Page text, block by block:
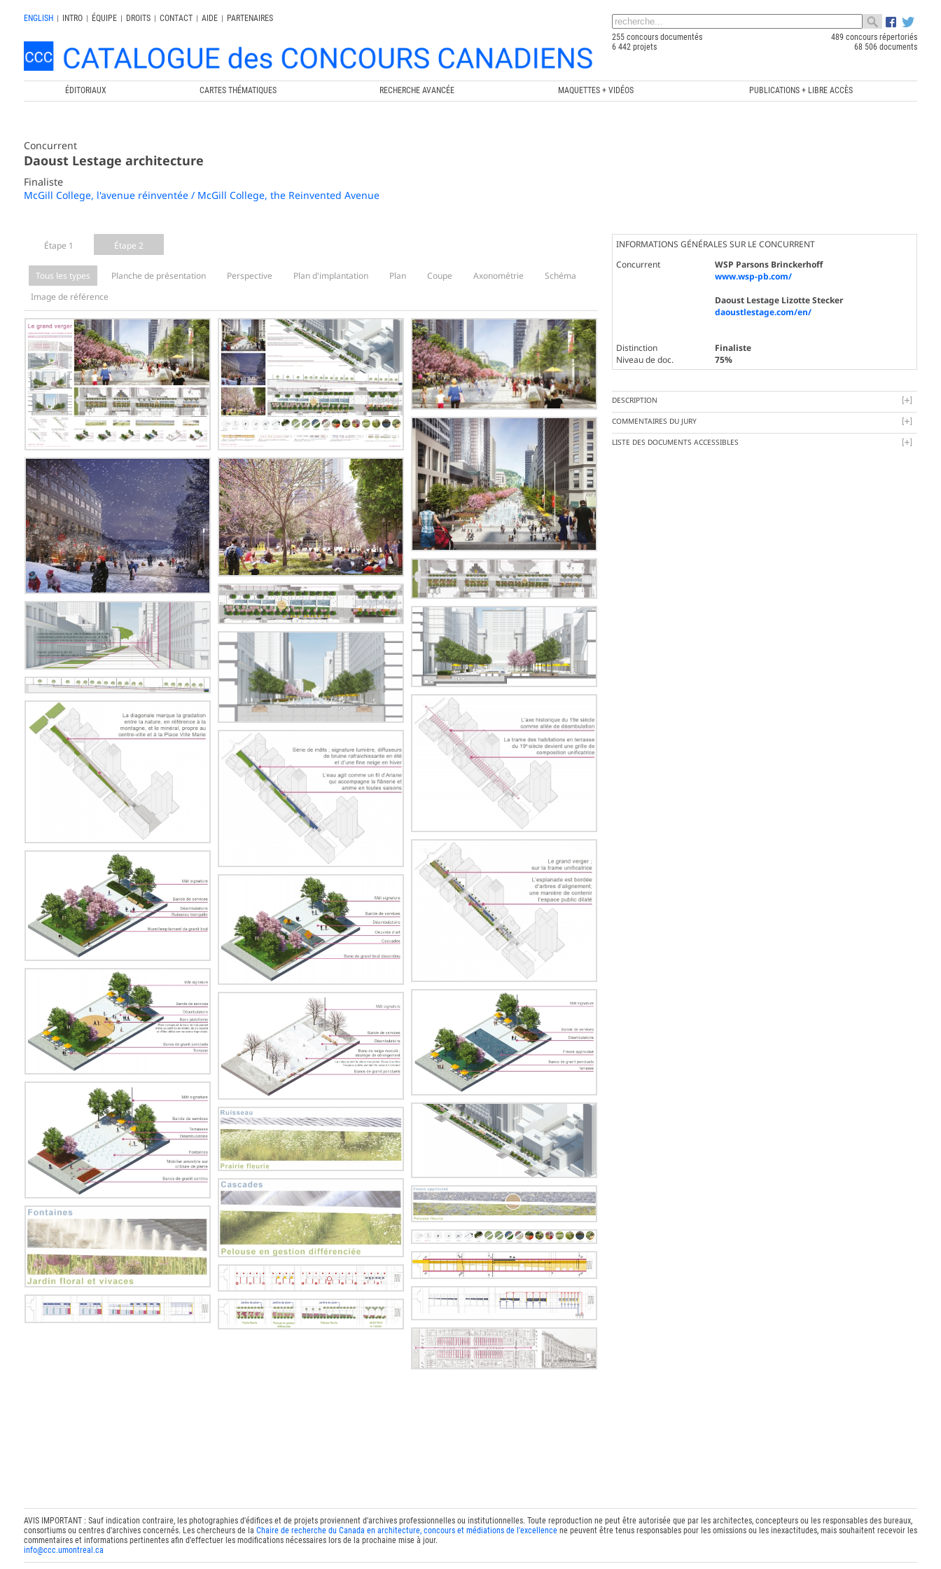
ENGLISH | INTRO | ÉQUIPE | DROITS | CONTACT | AIDE |
PARTENAIRES
255 concours documentés
489 concours répertoriés
6 442 projets
68 506 documents
ÉDITORIAUX CARTES THÉMATIQUES RECHERCHE AVANCÉE MAQUETTES + VIDÉOS PUBLICATIONS + LIBRE ACCÈS
Concurrent
Daoust Lestage architecture
Finaliste
McGill College, l'avenue réinventée / McGill College, the Reinvented Avenue
Étape 1 Étape 2
Tous les types Planche de présentation Perspective Plan d'implantation Plan Coupe Axonométrie
Schéma
Image de référence
INFORMATIONS GÉNÉRALES SUR LE CONCURRENT
Concurrent
WSP Parsons Brinckerhoff
www.wsp-pb.com/
Daoust Lestage Lizotte Stecker
daoustlestage.com/en/
Distinction
Finaliste
Niveau de doc.
75%
DESCRIPTION
COMMENTAIRES DU JURY
LISTE DES DOCUMENTS ACCESSIBLES
AVIS IMPORTANT : Sauf indication contraire, les photographies d'édifices et de projets proviennent d'archives professionnelles ou institutionnelles. Toute reproduction ne peut être autorisée que par les architectes, concepteurs ou les responsables des bureaux,
consortiums ou centres d'archives concernés. Les chercheurs de la Chaire de recherche du Canada en architecture, concours et médiations de l'excellencene peuvent être tenus responsables pour les omissions ou les inexactitudes, mais souhaitent recevoir les
commentaires et informations pertinentes afin d'effectuer les modifications nécessaires lors de la prochaine mise à jour.
info@ccc.umontreal.ca